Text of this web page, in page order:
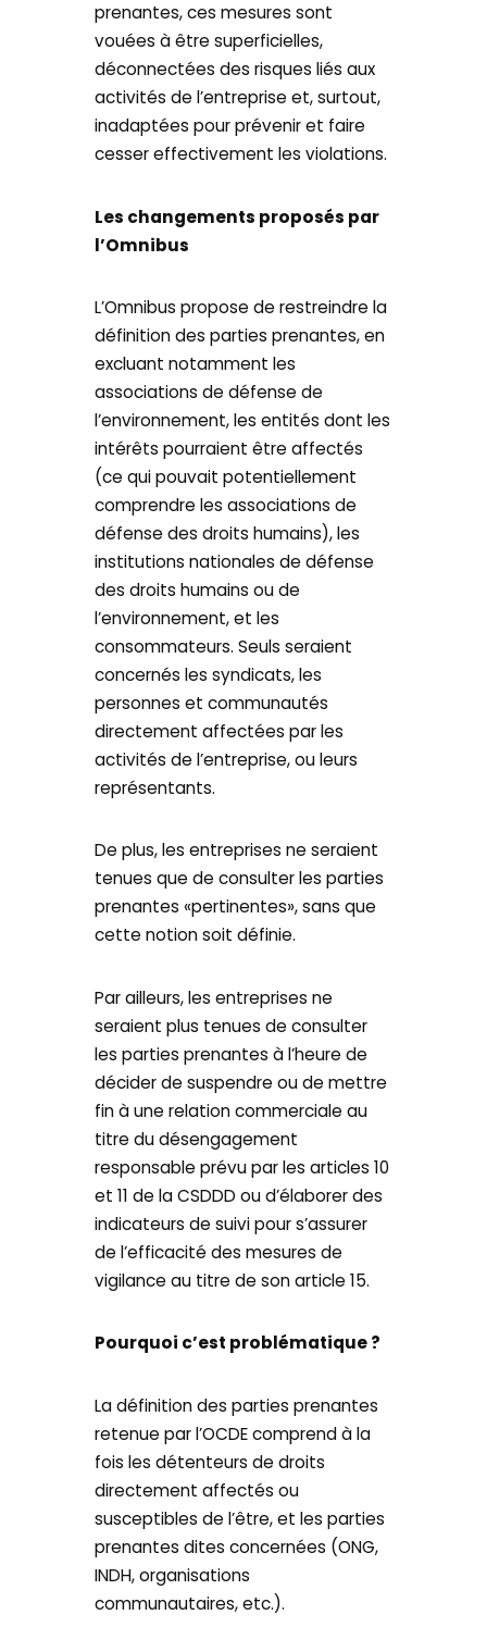
prenantes, ces mesures sont
vouées à être superficielles,
déconnectées des risques liés aux
activités de l’entreprise et, surtout,
inadaptées pour prévenir et faire
cesser effectivement les violations.
Les changements proposés par
l’Omnibus
L’Omnibus propose de restreindre la
définition des parties prenantes, en
excluant notamment les
associations de défense de
l’environnement, les entités dont les
intérêts pourraient être affectés
(ce qui pouvait potentiellement
comprendre les associations de
défense des droits humains), les
institutions nationales de défense
des droits humains ou de
l’environnement, et les
consommateurs. Seuls seraient
concernés les syndicats, les
personnes et communautés
directement affectées par les
activités de l’entreprise, ou leurs
représentants.
De plus, les entreprises ne seraient
tenues que de consulter les parties
prenantes «pertinentes», sans que
cette notion soit définie.
Par ailleurs, les entreprises ne
seraient plus tenues de consulter
les parties prenantes à l’heure de
décider de suspendre ou de mettre
fin à une relation commerciale au
titre du désengagement
responsable prévu par les articles 10
et 11 de la CSDDD ou d’élaborer des
indicateurs de suivi pour s’assurer
de l’efficacité des mesures de
vigilance au titre de son article 15.
Pourquoi c’est problématique ?
La définition des parties prenantes
retenue par l’OCDE comprend à la
fois les détenteurs de droits
directement affectés ou
susceptibles de l’être, et les parties
prenantes dites concernées (ONG,
INDH, organisations
communautaires, etc.).